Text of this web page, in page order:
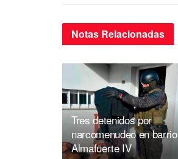
k
Notas Relacionadas
Tres detenidos por
narcomenudeo en barrio
Almafuerte IV